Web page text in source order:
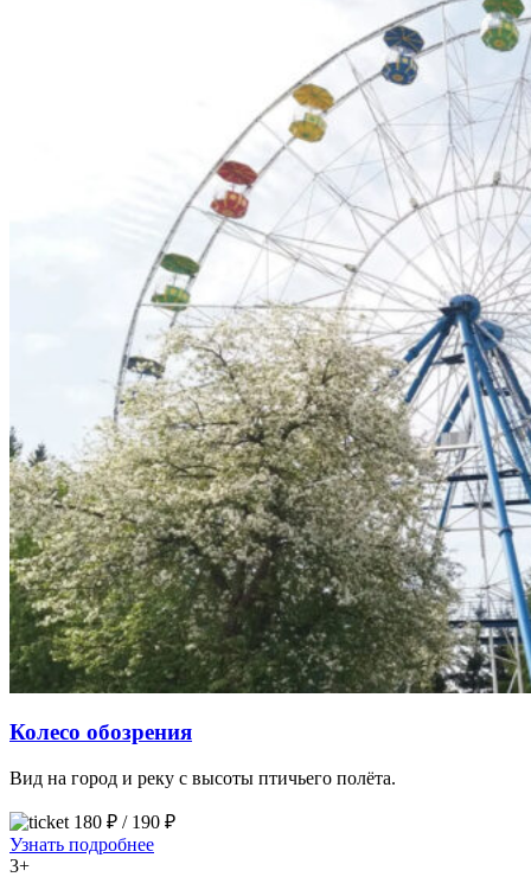
Колесо обозрения
Вид на город и реку с высоты птичьего полёта.
180 ₽ / 190 ₽
Узнать подробнее
3+